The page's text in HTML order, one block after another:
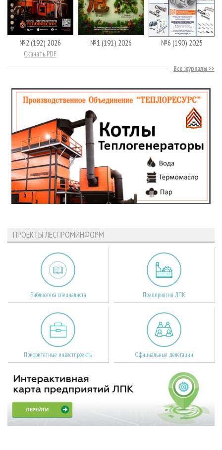
№2 (192) 2026
Скачать PDF
№1 (191) 2026 №6 (190) 2025
Все журналы
ПРОЕКТЫ ЛЕСПРОМИНФОРМ
Библиотека специалиста Предприятия ЛПК
Приоритетные инвестпроекты Официальные делегации